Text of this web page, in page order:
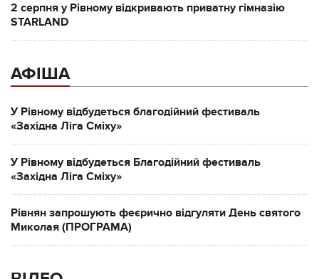
2 серпня у Рівному відкривають приватну гімназію
STARLAND
АФІША
У Рівному відбудеться благодійний фестиваль
«Західна Ліга Сміху»
У Рівному відбудеться Благодійний фестиваль
«Західна Ліга Сміху»
Рівнян запрошують феєрично відгуляти День святого
Миколая (ПРОГРАМА)